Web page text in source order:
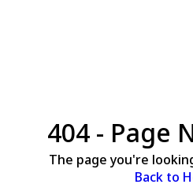
404 - Page
The page you're
Back to